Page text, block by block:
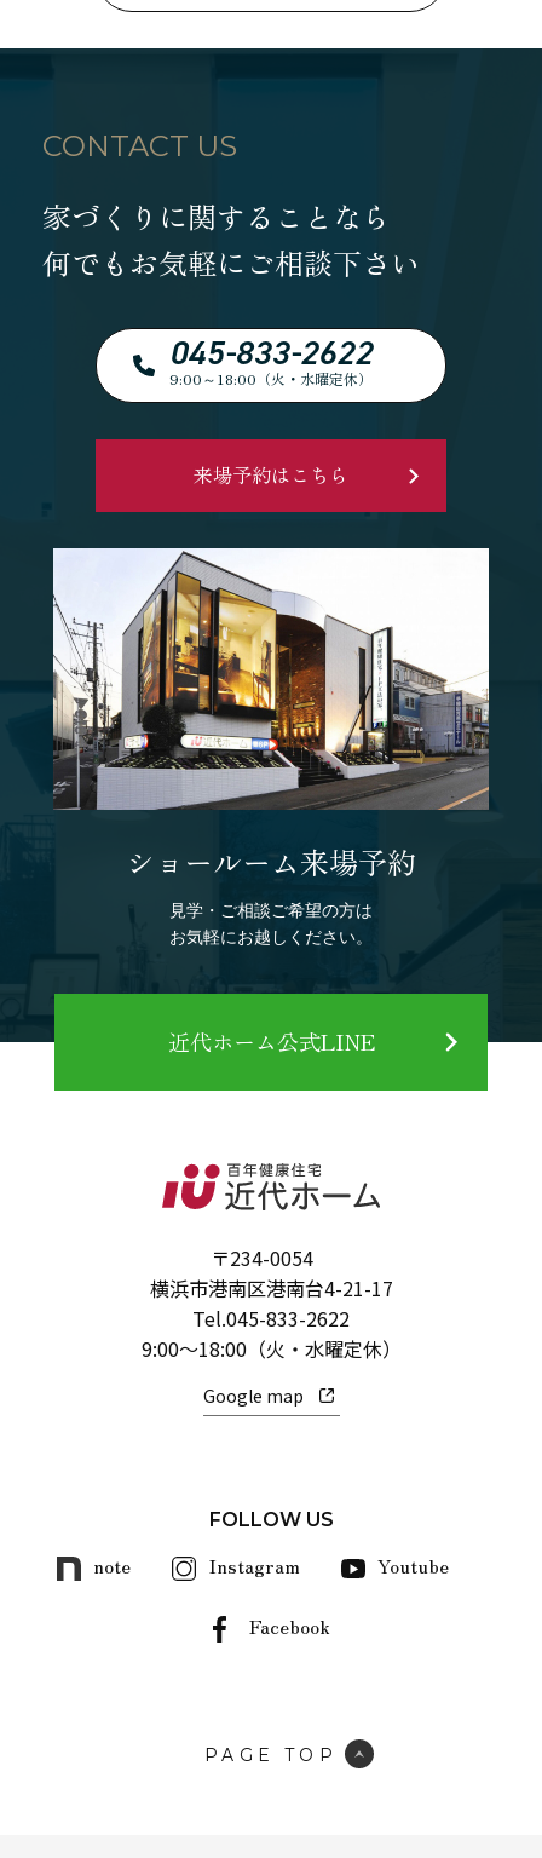
CONTACT US
家づくりに関することなら
何でもお気軽にご相談下さい
045-833-2622
9:00～18:00（火・水曜定休）
来場予約はこちら
ショールーム来場予約
見学・ご相談ご希望の方は
お気軽にお越しください。
近代ホーム公式LINE
〒234-0054
横浜市港南区港南台4-21-17
Tel.045-833-2622
9:00～18:00（火・水曜定休）
Google map
FOLLOW US
note Instagram Youtube
Facebook
PAGE TOP